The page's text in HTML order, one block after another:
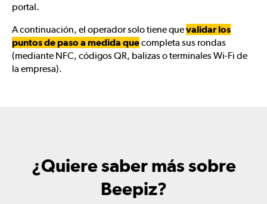
portal.
A continuación, el operador solo tiene quevalidar los
puntos de paso a medida quecompleta sus rondas
(mediante NFC, códigos QR, balizas o terminales Wi-Fi de
la empresa).
¿Quiere saber más sobre
Beepiz?